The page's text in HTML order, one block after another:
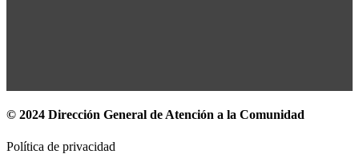
© 2024 Dirección General de Atención a la Comunidad
Política de privacidad